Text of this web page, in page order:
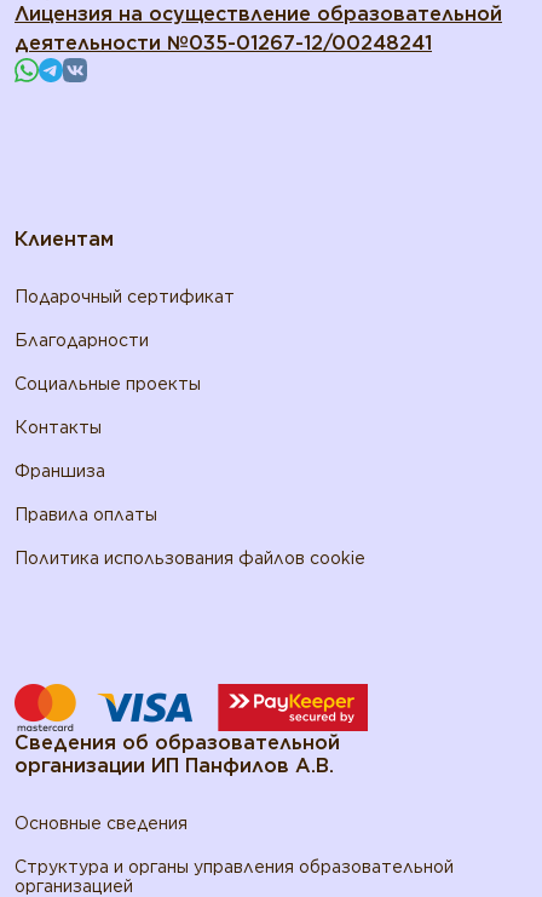
Лицензия на осуществление образовательной
деятельности №035-01267-12/00248241
Клиентам
Подарочный сертификат
Благодарности
Социальные проекты
Контакты
Франшиза
Правила оплаты
Политика использования файлов cookie
Сведения об образовательной
организации ИП Панфилов А.В.
Основные сведения
Структура и органы управления образовательной
организацией